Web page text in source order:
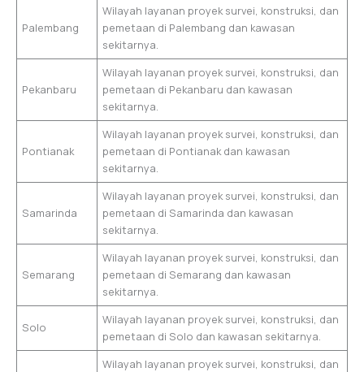
Palembang
Wilayah layanan proyek survei, konstruksi, dan
pemetaan di Palembang dan kawasan
sekitarnya.
Pekanbaru
Wilayah layanan proyek survei, konstruksi, dan
pemetaan di Pekanbaru dan kawasan
sekitarnya.
Pontianak
Wilayah layanan proyek survei, konstruksi, dan
pemetaan di Pontianak dan kawasan
sekitarnya.
Samarinda
Wilayah layanan proyek survei, konstruksi, dan
pemetaan di Samarinda dan kawasan
sekitarnya.
Semarang
Wilayah layanan proyek survei, konstruksi, dan
pemetaan di Semarang dan kawasan
sekitarnya.
Solo
Wilayah layanan proyek survei, konstruksi, dan
pemetaan di Solo dan kawasan sekitarnya.
Wilayah layanan proyek survei, konstruksi, dan